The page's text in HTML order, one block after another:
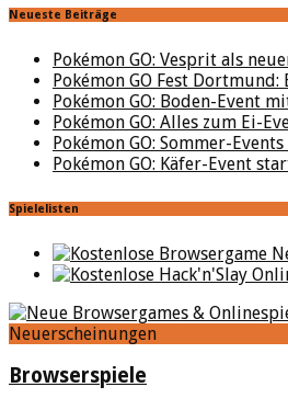
Neueste Beiträge
Pokémon GO: Vesprit als
Pokémon GO Fest
Pokémon GO: Boden-Event
Pokémon GO: Alles zum Ei-
Pokémon GO: Sommer-
Pokémon GO: Käfer-Event
Spielelisten
Neuerscheinungen
Browserspiele